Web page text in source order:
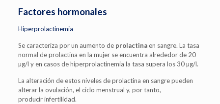
Factores hormonales
Hiperprolactinemia
Se caracteriza por un aumento de prolactinaen sangre. La tasa
normal de prolactina en la mujer se encuentra alrededor de 20
µg/l y en casos de hiperprolactinemia la tasa supera los 30 µg/l.
La alteración de estos niveles de prolactina en sangre pueden
alterar la ovulación, el ciclo menstrual y, por tanto,
producir infertilidad.